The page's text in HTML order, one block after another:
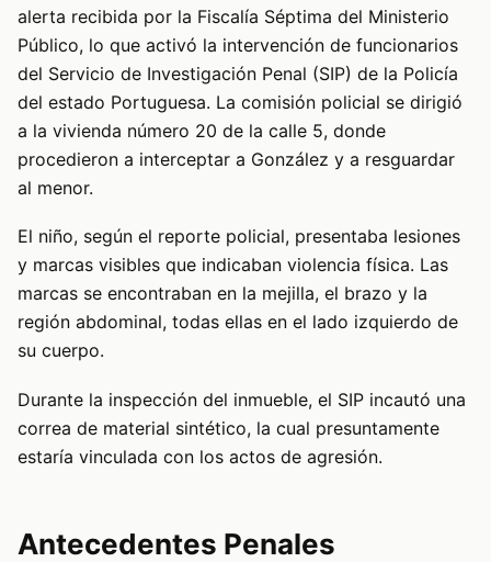
alerta recibida por la Fiscalía Séptima del Ministerio
Público, lo que activó la intervención de funcionarios
del Servicio de Investigación Penal (SIP) de la Policía
del estado Portuguesa. La comisión policial se dirigió
a la vivienda número 20 de la calle 5, donde
procedieron a interceptar a González y a resguardar
al menor.
El niño, según el reporte policial, presentaba lesiones
y marcas visibles que indicaban violencia física. Las
marcas se encontraban en la mejilla, el brazo y la
región abdominal, todas ellas en el lado izquierdo de
su cuerpo.
Durante la inspección del inmueble, el SIP incautó una
correa de material sintético, la cual presuntamente
estaría vinculada con los actos de agresión.
Antecedentes Penales